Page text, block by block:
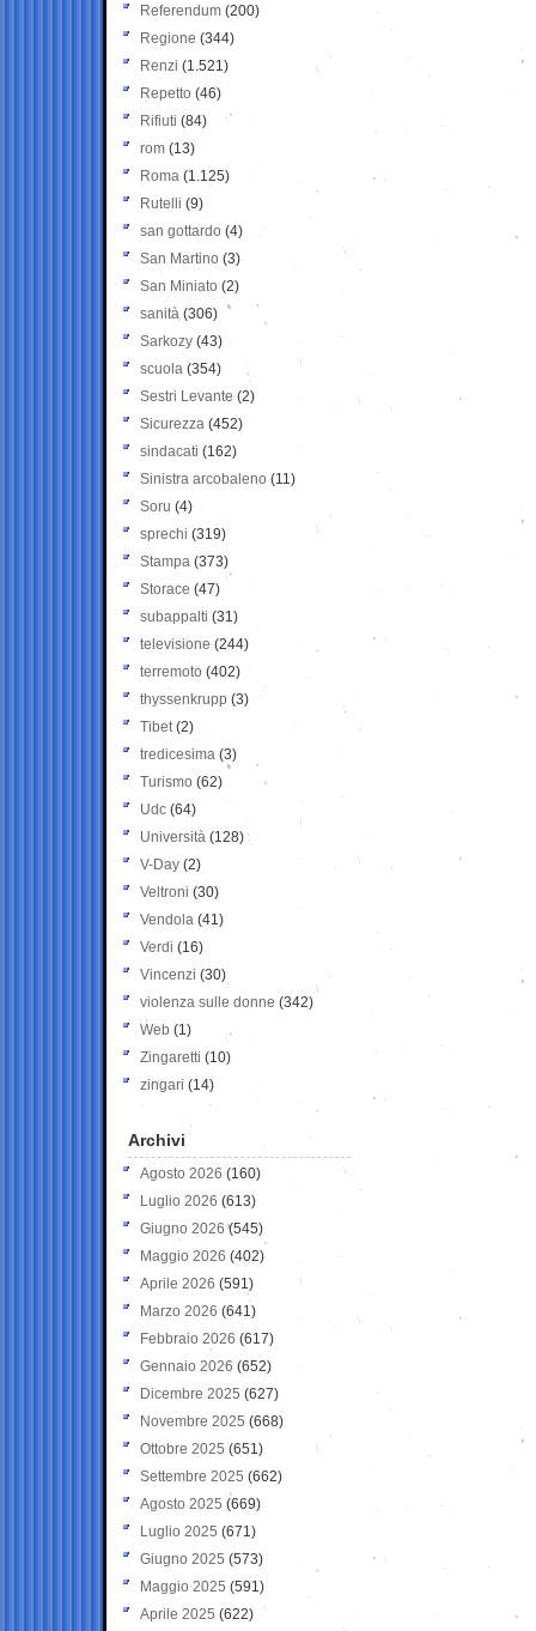
Referendum (200)
Regione (344)
Renzi (1.521)
Repetto (46)
Rifiuti (84)
rom (13)
Roma (1.125)
Rutelli (9)
san gottardo (4)
San Martino (3)
San Miniato (2)
sanità (306)
Sarkozy (43)
scuola (354)
Sestri Levante (2)
Sicurezza (452)
sindacati (162)
Sinistra arcobaleno (11)
Soru (4)
sprechi (319)
Stampa (373)
Storace (47)
subappalti (31)
televisione(244)
terremoto (402)
thyssenkrupp (3)
Tibet(2)
tredicesima (3)
Turismo (62)
Udc (64)
Università (128)
V-Day (2)
Veltroni (30)
Vendola (41)
Verdi (16)
Vincenzi (30)
violenza sulle donne (342)
Web (1)
Zingaretti (10)
zingari (14)
Archivi
Agosto 2026 (160)
Luglio 2026 (613)
Giugno 2026 (545)
Maggio 2026 (402)
Aprile 2026 (591)
Marzo 2026 (641)
Febbraio 2026 (617)
Gennaio 2026 (652)
Dicembre 2025 (627)
Novembre 2025 (668)
Ottobre 2025 (651)
Settembre 2025 (662)
Agosto 2025 (669)
Luglio 2025 (671)
Giugno 2025 (573)
Maggio 2025 (591)
Aprile 2025 (622)